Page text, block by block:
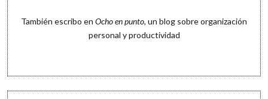
También escribo en Ocho en punto, un blog sobre organización
personal y productividad